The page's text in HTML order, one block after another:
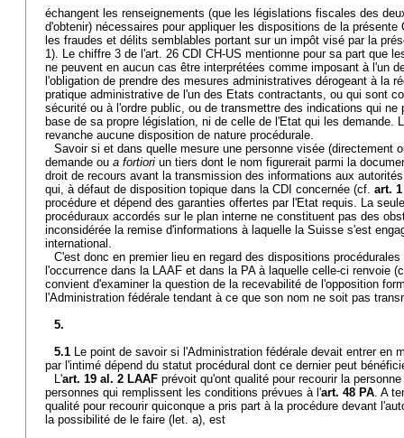
échangent les renseignements (que les législations fiscales des
d'obtenir) nécessaires pour appliquer les dispositions de la présente
les fraudes et délits semblables portant sur un impôt visé par la
1). Le chiffre 3 de l'art. 26 CDI CH-US mentionne pour sa part que
ne peuvent en aucun cas être interprétées comme imposant à l'un
l'obligation de prendre des mesures administratives dérogeant à la
pratique administrative de l'un des Etats contractants, ou qui sont
sécurité ou à l'ordre public, ou de transmettre des indications qui ne
base de sa propre législation, ni de celle de l'Etat qui les demande.
revanche aucune disposition de nature procédurale.
Savoir si et dans quelle mesure une personne visée (directement
demande ou a fortiori un tiers dont le nom figurerait parmi la
droit de recours avant la transmission des informations aux
qui, à défaut de disposition topique dans la CDI concernée (cf. art.
procédure et dépend des garanties offertes par l'Etat requis. La
procéduraux accordés sur le plan interne ne constituent pas des
inconsidérée la remise d'informations à laquelle la Suisse s'est
international.
C'est donc en premier lieu en regard des dispositions
l'occurrence dans la LAAF et dans la PA à laquelle celle-ci renvoie
convient d'examiner la question de la recevabilité de l'opposition
l'Administration fédérale tendant à ce que son nom ne soit pas
5.
5.1 Le point de savoir si l'Administration fédérale devait entrer en
par l'intimé dépend du statut procédural dont ce dernier peut
L'art. 19 al. 2 LAAF prévoit qu'ont qualité pour recourir la
personnes qui remplissent les conditions prévues à l'art. 48 PA. A
qualité pour recourir quiconque a pris part à la procédure devant
la possibilité de le faire (let. a), est